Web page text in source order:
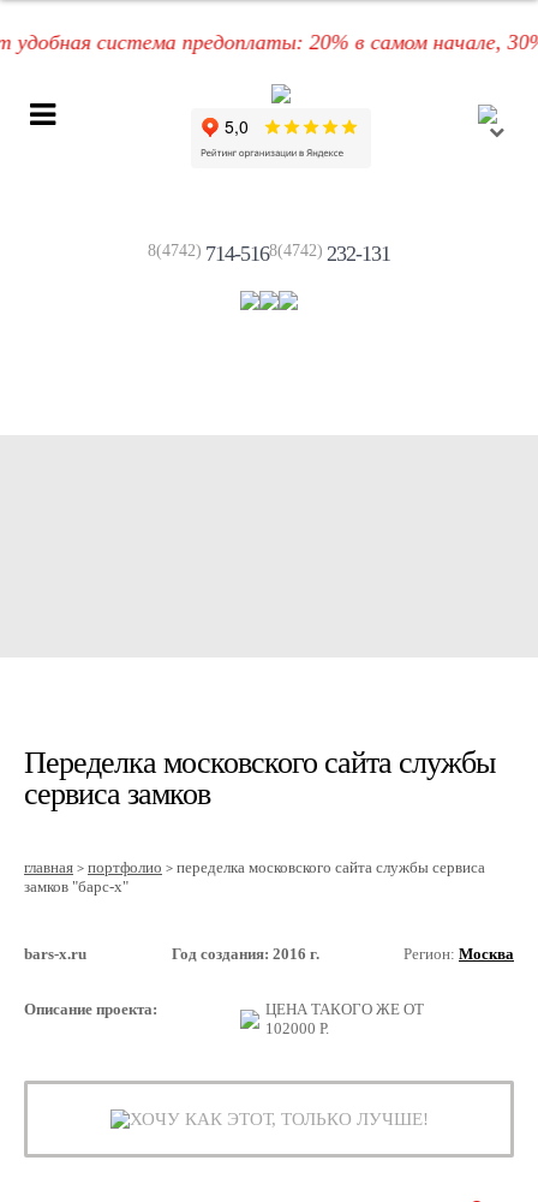
система предоплаты: 20% в самом начале, 30%
8(4742) 714-5168(4742) 232-131
Переделка московского сайта службы
сервиса замков
главная > портфолио > переделка московского сайта службы сервиса
замков "барс-х"
bars-x.ru Год создания: 2016 г. Регион: Москва
Описание проекта:
ЦЕНА ТАКОГО ЖЕ ОТ
102000 Р.
ХОЧУ КАК ЭТОТ, ТОЛЬКО ЛУЧШЕ!